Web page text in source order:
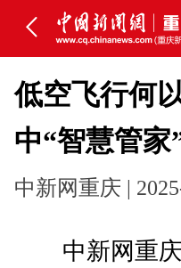
低空飞行何
中“智慧管家
中新网重庆 |
中新网重庆